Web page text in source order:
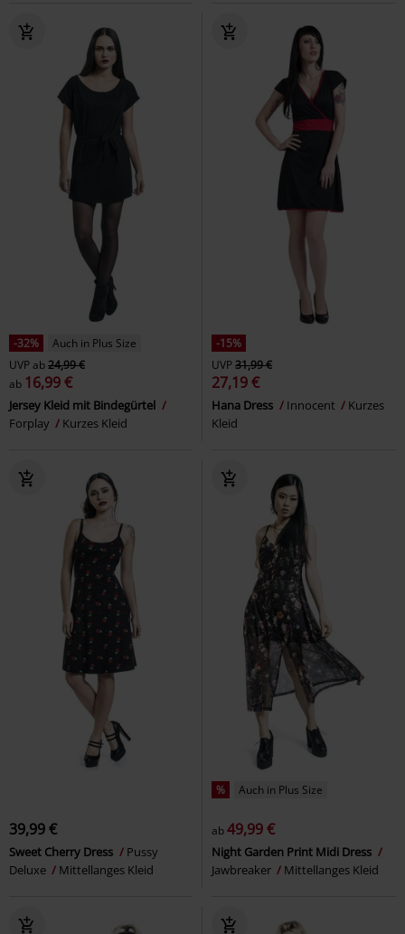
-32%
Auch in Plus Size
UVPab24,99 €
ab 16,99 €
Jersey Kleid mit Bindegürtel
Forplay
Kurzes Kleid
-15%
UVP31,99 €
27,19 €
Hana Dress Innocent
Kurzes
Kleid
39,99 €
Sweet Cherry Dress
Pussy
Deluxe
Mittellanges Kleid
% Auch in Plus Size
ab49,99 €
Night Garden Print Midi Dress
Jawbreaker
Mittellanges Kleid